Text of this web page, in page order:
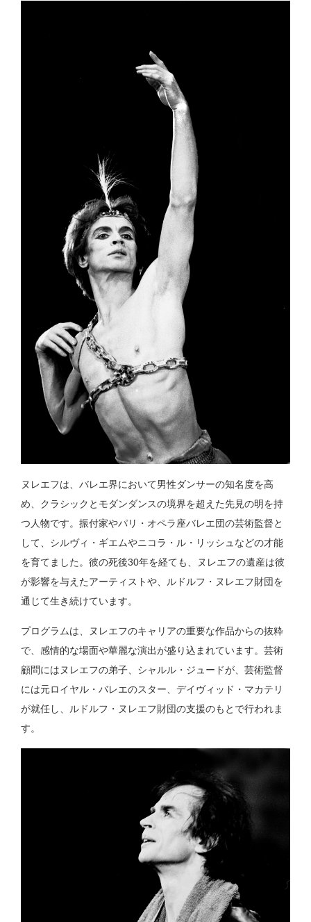
ヌレエフは、バレエ界において男性ダンサーの知名度を高
め、クラシックとモダンダンスの境界を超えた先見の明を持
つ人物です。振付家やパリ・オペラ座バレエ団の芸術監督と
して、シルヴィ・ギエムやニコラ・ル・リッシュなどの才能
を育てました。彼の死後30年を経ても、ヌレエフの遺産は彼
が影響を与えたアーティストや、ルドルフ・ヌレエフ財団を
通じて生き続けています。
プログラムは、ヌレエフのキャリアの重要な作品からの抜粋
で、感情的な場面や華麗な演出が盛り込まれています。芸術
顧問にはヌレエフの弟子、シャルル・ジュードが、芸術監督
には元ロイヤル・バレエのスター、デイヴィッド・マカテリ
が就任し、ルドルフ・ヌレエフ財団の支援のもとで行われま
す。